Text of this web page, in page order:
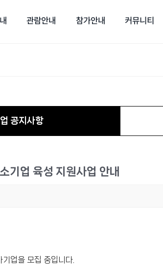
관람안내 참가안내 커뮤니티
공지사항
기업 육성 지원사업 안내
기업을 모집 중입니다.